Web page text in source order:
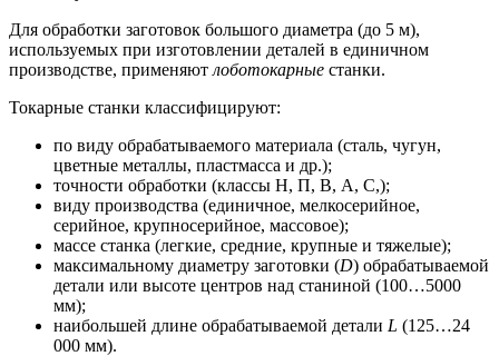
Для обработки заготовок большого диаметра (до 5 м),
используемых при изготовлении деталей в единичном
производстве, применяют лоботокарные станки.
Токарные станки классифицируют:
по виду обрабатываемого материала (сталь, чугун,
цветные металлы, пластмасса и др.);
точности обработки (классы Н, П, В, А, С,);
виду производства (единичное, мелкосерийное,
серийное, крупносерийное, массовое);
массе станка (легкие, средние, крупные и тяжелые);
максимальному диаметру заготовки (D) обрабатываемой
детали или высоте центров над станиной (100…5000
мм);
наибольшей длине обрабатываемой детали L (125…24
000 мм).